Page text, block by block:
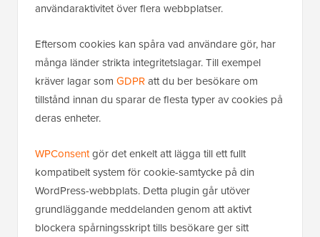
användaraktivitet över flera webbplatser.
Eftersom cookies kan spåra vad användare gör, har
många länder strikta integritetslagar. Till exempel
kräver lagar som GDPRatt du ber besökare om
tillstånd innan du sparar de flesta typer av cookies på
deras enheter.
WPConsentgör det enkelt att lägga till ett fullt
kompatibelt system för cookie-samtycke på din
WordPress-webbplats. Detta plugin går utöver
grundläggande meddelanden genom att aktivt
blockera spårningsskript tills besökare ger sitt